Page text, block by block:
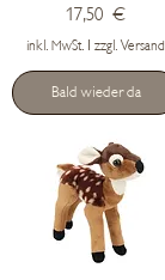
Preis
17,50 €
inkl. MwSt. | zzgl. Versand
Bald wieder da